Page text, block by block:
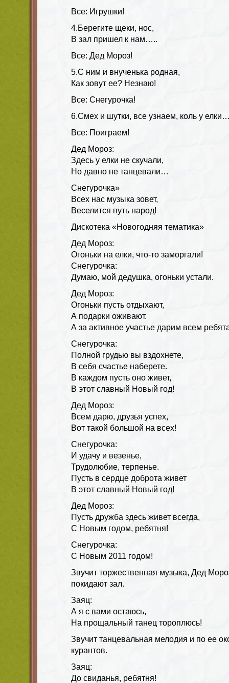
Все: Игрушки!
4.Берегите щеки, нос,
В зал пришел к нам…..
Все: Дед Мороз!
5.С ним и внученька родная,
Как зовут ее? Незнаю!
Все: Снегурочка!
6.Смех и шутки, все узнаем, коль у
Все: Поиграем!
Дед Мороз:
Здесь у елки не скучали,
Но давно не танцевали…
Снегурочка»
Всех нас музыка зовет,
Веселится путь народ!
Дискотека «Новогодняя тематика»
Дед Мороз:
Огоньки на елки, что-то заморгали!
Снегурочка:
Думаю, мой дедушка, огоньки устали.
Дед Мороз:
Огоньки пусть отдыхают,
А подарки оживают.
А за активное участье дарим всем
Снегурочка:
Полной грудью вы вздохнете,
В себя счастье наберете.
В каждом пусть оно живет,
В этот славный Новый год!
Дед Мороз:
Всем дарю, друзья успех,
Вот такой большой на всех!
Снегурочка:
И удачу и везенье,
Трудолюбие, терпенье.
Пусть в сердце доброта живет
В этот славный Новый год!
Дед Мороз:
Пусть дружба здесь живет всегда,
С Новым годом, ребятня!
Снегурочка:
С Новым 2011 годом!
Звучит торжественная музыка, Дед
покидают зал.
Заяц:
А я с вами остаюсь,
На прощальный танец тороплюсь!
Звучит танцевальная мелодия и по ее
курантов.
Заяц:
До свиданья, ребятня!